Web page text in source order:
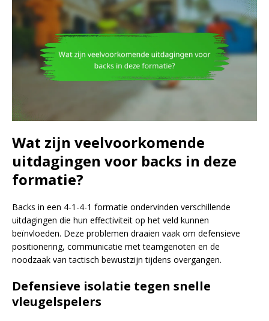
Wat zijn veelvoorkomende
uitdagingen voor backs in deze
formatie?
Backs in een 4-1-4-1 formatie ondervinden verschillende
uitdagingen die hun effectiviteit op het veld kunnen
beïnvloeden. Deze problemen draaien vaak om defensieve
positionering, communicatie met teamgenoten en de
noodzaak van tactisch bewustzijn tijdens overgangen.
Defensieve isolatie tegen snelle
vleugelspelers